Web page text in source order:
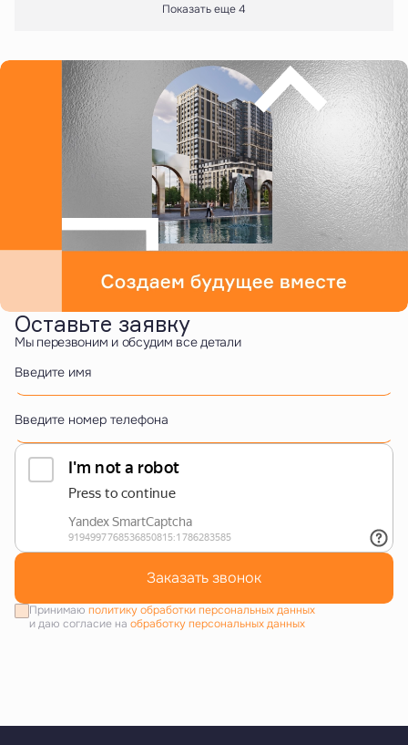
Показать еще 4
Оставьте заявку
Мы перезвоним и обсудим все детали
Введите имя
Введите номер телефона
Заказать звонок
Принимаю политику обработки персональных данных
и даю согласие на обработку персональных данных